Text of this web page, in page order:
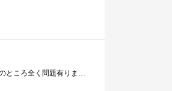
CorsairのPLATINUMSERIESとなるDDR313332GX3のメモリです。P6TDeluxeで使っていますが今のところ全く問題有りません。もう1セット購入して2Gx6の12GBにしたい�...